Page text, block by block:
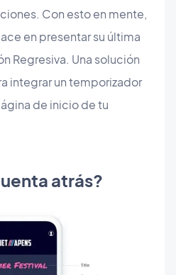
Con esto en mente,
en presentar su última
Regresiva. Una solución
integrar un temporizador
de inicio de tu
atrás?